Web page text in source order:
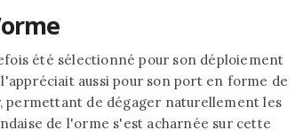
été sélectionné pour son déploiement
aussi pour son port en forme de
permettant de dégager naturellement les
de l'orme s'est acharnée sur cette